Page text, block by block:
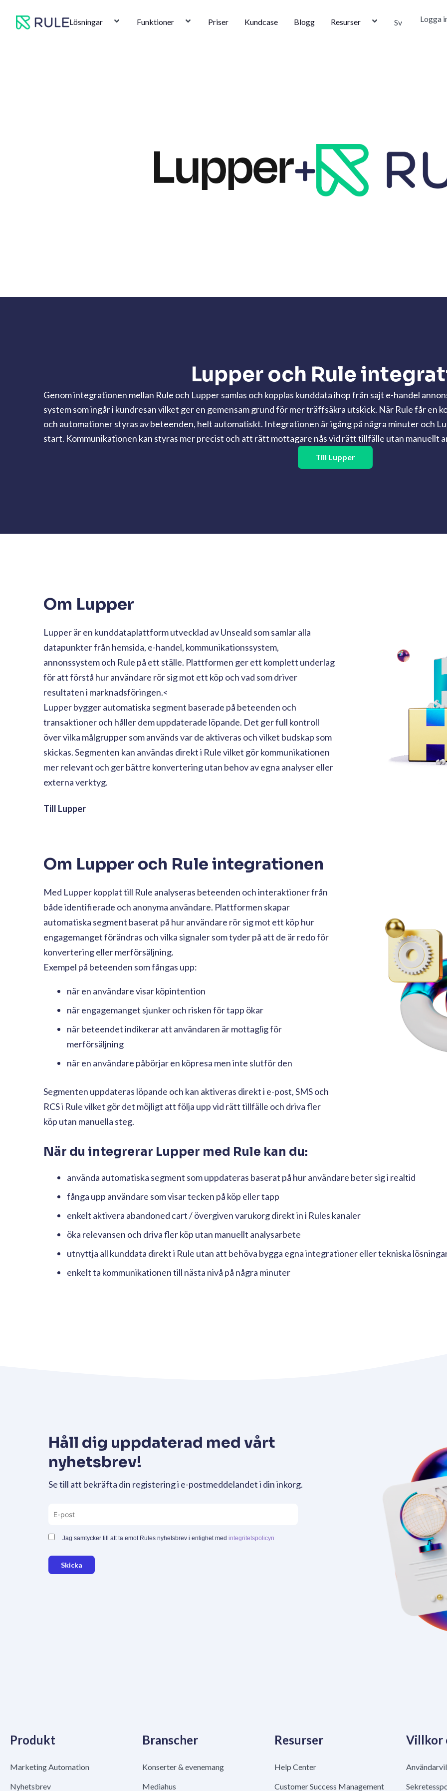
Lösningar Funktioner Priser Kundcase Blogg Resurser Sv Logga
Lupper och Rule
Genom integrationen mellan Rule och Lupper samlas och kopplas kunddata ihop från sajt e-handel
system som ingår i kundresan vilket ger en gemensam grund för mer träffsäkra utskick. När Rule får en
och automationer styras av beteenden, helt automatiskt. Integrationen är igång på några minuter och
start. Kommunikationen kan styras mer precist och att rätt mottagare nås vid rätt tillfälle utan manuellt
Till Lupper
Om Lupper
Lupper är en kunddataplattform utvecklad av Unseald som samlar alla
datapunkter från hemsida, e-handel, kommunikationssystem,
annonssystem och Rule på ett ställe. Plattformen ger ett komplett underlag
för att förstå hur användare rör sig mot ett köp och vad som driver
resultaten i marknadsföringen.<
Lupper bygger automatiska segment baserade på beteenden och
transaktioner och håller dem uppdaterade löpande. Det ger full kontroll
över vilka målgrupper som används var de aktiveras och vilket budskap som
skickas. Segmenten kan användas direkt i Rule vilket gör kommunikationen
mer relevant och ger bättre konvertering utan behov av egna analyser eller
externa verktyg.
Till Lupper
Om Lupper och Rule integrationen
Med Lupper kopplat till Rule analyseras beteenden och interaktioner från
både identifierade och anonyma användare. Plattformen skapar
automatiska segment baserat på hur användare rör sig mot ett köp hur
engagemanget förändras och vilka signaler som tyder på att de är redo för
konvertering eller merförsäljning.
Exempel på beteenden som fångas upp:
när en användare visar köpintention
när engagemanget sjunker och risken för tapp ökar
när beteendet indikerar att användaren är mottaglig för
merförsäljning
när en användare påbörjar en köpresa men inte slutför den
Segmenten uppdateras löpande och kan aktiveras direkt i e-post, SMS och
RCS i Rule vilket gör det möjligt att följa upp vid rätt tillfälle och driva fler
köp utan manuella steg.
När du integrerar Lupper med Rule kan du:
använda automatiska segment som uppdateras baserat på hur användare beter sig i realtid
fånga upp användare som visar tecken på köp eller tapp
enkelt aktivera abandoned cart / övergiven varukorg direkt in i Rules kanaler
öka relevansen och driva fler köp utan manuellt analysarbete
utnyttja all kunddata direkt i Rule utan att behöva bygga egna integrationer eller tekniska
enkelt ta kommunikationen till nästa nivå på några minuter
Håll dig uppdaterad med vårt
nyhetsbrev!
Se till att bekräfta din registering i e-postmeddelandet i din inkorg.
Jag samtycker till att ta emot Rules nyhetsbrev i enlighet med integritetspolicyn
Skicka
Produkt
Marketing Automation
Nyhetsbrev
Branscher
Konserter & evenemang
Mediahus
Resurser
Help Center
Customer Success Management
Villkor